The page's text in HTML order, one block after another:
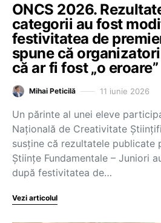
ONCS 2026.
categorii au fost
festivitatea de
spune că
că ar fi fost „o eroare”
Mihai Peticilă 11 iunie 2026
Un părinte al unei eleve
Națională de Creativitate
susține că rezultatele publicate
Științe Fundamentale – Juniori
după festivitatea de…
Vezi articolul